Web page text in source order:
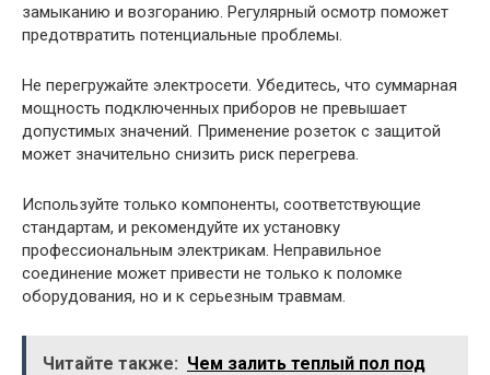
замыканию и возгоранию. Регулярный осмотр поможет
предотвратить потенциальные проблемы.
Не перегружайте электросети. Убедитесь, что суммарная
мощность подключенных приборов не превышает
допустимых значений. Применение розеток с защитой
может значительно снизить риск перегрева.
Используйте только компоненты, соответствующие
стандартам, и рекомендуйте их установку
профессиональным электрикам. Неправильное
соединение может привести не только к поломке
оборудования, но и к серьезным травмам.
Читайте также: Чем залить теплый пол под